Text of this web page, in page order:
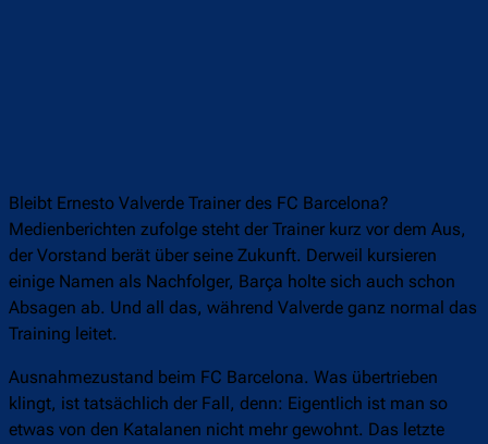
Bleibt Ernesto Valverde Trainer des FC Barcelona?
Medienberichten zufolge steht der Trainer kurz vor dem Aus,
der Vorstand berät über seine Zukunft. Derweil kursieren
einige Namen als Nachfolger, Barça holte sich auch schon
Absagen ab. Und all das, während Valverde ganz normal das
Training leitet.
Ausnahmezustand beim FC Barcelona. Was übertrieben
klingt, ist tatsächlich der Fall, denn: Eigentlich ist man so
etwas von den Katalanen nicht mehr gewohnt. Das letzte